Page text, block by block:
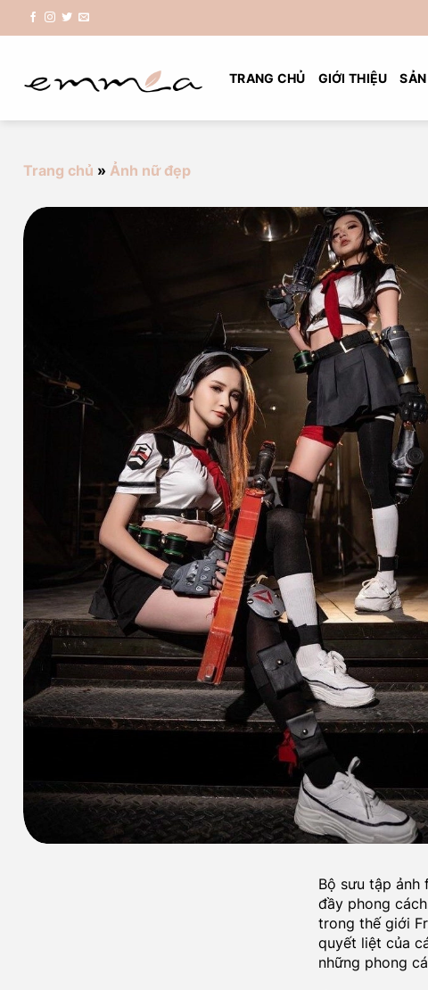
Chuyển
đến
dung
TRANG CHỦ GIỚI THIỆU
Trang chủ » Ảnh nữ đẹp
Bộ sưu tập ảnh
đầy phong
trong thế giới
quyết liệt của
những phong